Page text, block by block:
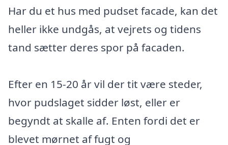
Har du et hus med pudset facade, kan det
heller ikke undgås, at vejrets og tidens
tand sætter deres spor på facaden.
Efter en 15-20 år vil der tit være steder,
hvor pudslaget sidder løst, eller er
begyndt at skalle af. Enten fordi det er
blevet mørnet af fugt og